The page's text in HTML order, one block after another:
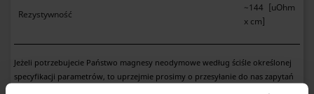
Rezystywność
~144 [uOhm
x cm]
Jeżeli potrzebujecie Państwo magnesy neodymowe według ściśle określonej
specyfikacji parametrów, to uprzejmie prosimy o przesyłanie do nas zapytań